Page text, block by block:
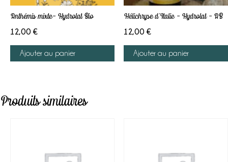
Anthémis mixte- Hydrolat Bio
12,00 €
Ajouter au panier
Hélichryse d’Italie – Hydrolat – AB
12,00 €
Ajouter au panier
Produits similaires